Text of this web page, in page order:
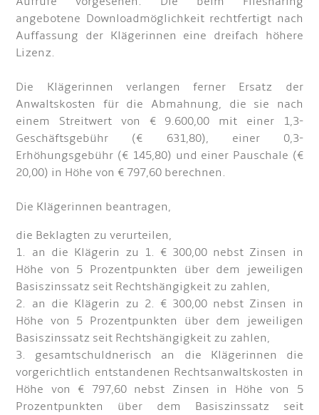
angebotene Downloadmöglichkeit rechtfertigt nach
Auffassung der Klägerinnen eine dreifach höhere
Lizenz.
Die Klägerinnen verlangen ferner Ersatz der
Anwaltskosten für die Abmahnung, die sie nach
einem Streitwert von € 9.600,00 mit einer 1,3-
Geschäftsgebühr (€ 631,80), einer 0,3-
Erhöhungsgebühr (€ 145,80) und einer Pauschale (€
20,00) in Höhe von € 797,60 berechnen.
Die Klägerinnen beantragen,
die Beklagten zu verurteilen,
1. an die Klägerin zu 1. € 300,00 nebst Zinsen in
Höhe von 5 Prozentpunkten über dem jeweiligen
Basiszinssatz seit Rechtshängigkeit zu zahlen,
2. an die Klägerin zu 2. € 300,00 nebst Zinsen in
Höhe von 5 Prozentpunkten über dem jeweiligen
Basiszinssatz seit Rechtshängigkeit zu zahlen,
3. gesamtschuldnerisch an die Klägerinnen die
vorgerichtlich entstandenen Rechtsanwaltskosten in
Höhe von € 797,60 nebst Zinsen in Höhe von 5
Prozentpunkten über dem Basiszinssatz seit